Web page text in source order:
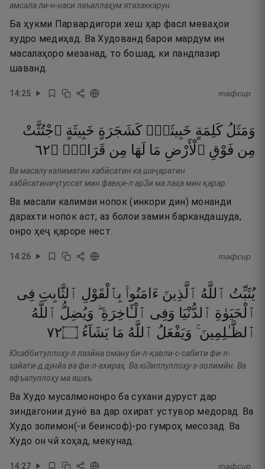
амсала ли-н-наси лаъаллаҳум ятазаккарун.
Ба ҳукми Парвардигори хеш ҳар фасл меваҳои
худро медиҳад. Ва Худованд барои мардум ин
масалаҳоро мезанад, то бошад, ки пандпазир
шаванд.
14:25 тафсир
وَمَثَلُ كَلِمَةٍ خَبِيثَةٍۢ كَشَجَرَةٍ خَبِيثَةٍ ٱجْتُثَّتْ
مِن فَوْقِ ٱلْأَرْضِ مَا لَهَا مِن قَرَارٍۢ ۝٢٦
Ва масалу калиматин хабӣсатин ка шаҷаратин
хабӣсатиниҷтуссат мин фавқи-л арЗи ма лаҳа мин қарар.
Ва масали калимаи нопок (инкори дин) монанди
дарахти нопок аст, аз болои замин баркандашуда,
онро ҳеҷ қароре нест.
14:26 тафсир
يُثَبِّتُ ٱللَّهُ ٱلَّذِينَ ءَامَنُوا۟ بِٱلْقَوْلِ ٱلثَّابِتِ فِى
ٱلْحَيَوٰةِ ٱلدُّنْيَا وَفِى ٱلْـَٔاخِرَةِ ۖ وَيُضِلُّ ٱللَّهُ
ٱلظَّـٰلِمِينَ ۚ وَيَفْعَلُ ٱللَّهُ مَا يَشَآءُ ۝٢٧
Юсаббитуллоҳу-л лазӣна оману би-л-қавли-с-сабити фи-л-
ҳайати-д дунйа ва фи-л-ахираҳ. Ва юЗиллуллоҳу-з-золимӣн. Ва
яфъалуллоҳу ма яшаъ.
Ва Худо мусалмононро ба сухани дуруст дар
зиндагонии дунё ва дар охират устувор медорад. Ва
Худо золимон(-и беинсоф)-ро гумроҳ месозад. Ва
Худо он чӣ хоҳад, мекунад.
14:27 тафсир